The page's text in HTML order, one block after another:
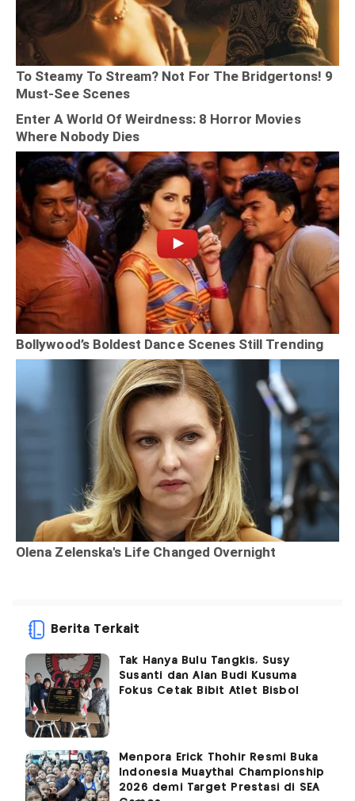
Berita Terkait
Tak Hanya Bulu Tangkis, Susy
Susanti dan Alan Budi Kusuma
Fokus Cetak Bibit Atlet Bisbol
Menpora Erick Thohir Resmi Buka
Indonesia Muaythai Championship
2026 demi Target Prestasi di SEA